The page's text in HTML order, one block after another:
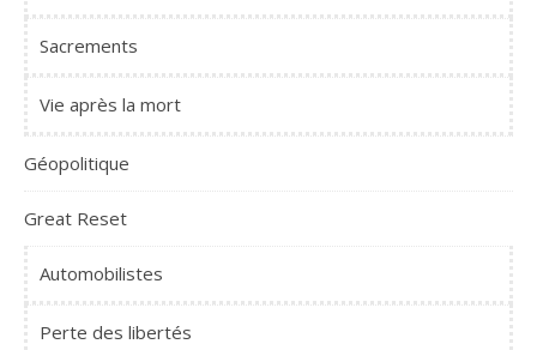
Sacrements
Vie après la mort
Géopolitique
Great Reset
Automobilistes
Perte des libertés